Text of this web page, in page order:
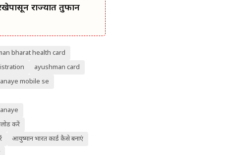
राज्यात तुफान
bharat health card
ayushman card
mobile se
करें
आयुष्मान भारत कार्ड कैसे बनाएं